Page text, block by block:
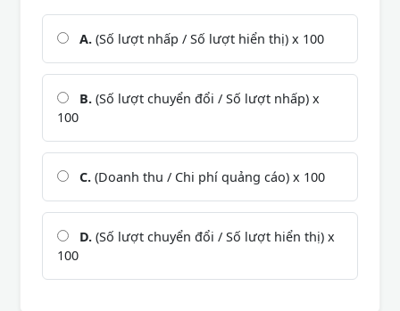
A. (Số lượt nhấp / Số lượt hiển thị) x 100
B. (Số lượt chuyển đổi / Số lượt nhấp) x
100
C. (Doanh thu / Chi phí quảng cáo) x 100
D. (Số lượt chuyển đổi / Số lượt hiển thị) x
100